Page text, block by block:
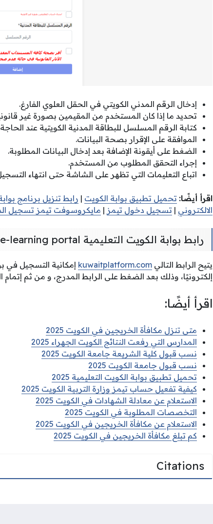
إدخال الرقم المدني الكويتي في الحقل العلوي الفارغ.
تحديد ما إذا كان المستخدم من المقيمين بصورة غير
كتابة الرقم المسلسل للبطاقة المدنية الكويتية عند
الموافقة على الإقرار بصحة البيانات.
الضغط على أيقونة الإضافة بعد إدخال البيانات المطلوبة.
إجراء التحقق المطلوب من المستخدم.
اتباع التعليمات التي تظهر على الشاشة حتى انتهاء
اقرأ أيضًا: تحميل تطبيق بوابة الكويت | رابط تنزيل برنامج
الالكتروني | تسجيل دخول تيمز | مايكروسوفت تيمز تسجيل
رابط بوابة الكويت التعليمية kuwait e-learning portal تسجيل
يتيح الرابط التالي kuwaitplatform.com
إلكترونيًا، وذلك بعد الضغط على الرابط المدرج، و من ثم
اقرأ أيضًا:
متى تنزل مكافأة الخريجين في الكويت 2025
المدارس التي رفعت النتائج الكويت الجهراء 2025
نسب قبول كلية الشريعة جامعة الكويت 2025
نسب قبول جامعة الكويت 2025
تحميل تطبيق بوابة الكويت التعليمية 2025
كيفية تفعيل حساب تيمز وزارة التربية الكويت 2025
الاستعلام عن معادلة الشهادات في الكويت 2025
التخصصات المطلوبة في الكويت 2025
الاستعلام عن مكافأة الخريجين في الكويت 2025
كم تبلغ مكافأة الخريجين في الكويت 2025
Citations